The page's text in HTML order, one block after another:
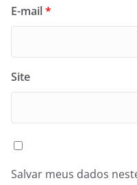
E-mail*
Site
Salvar meus dados